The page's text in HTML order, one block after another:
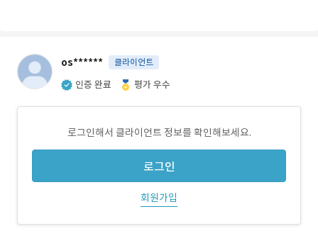
os****** 클라이언트
인증 완료 평가 우수
로그인해서 클라이언트 정보를 확인해보세요.
로그인
회원가입